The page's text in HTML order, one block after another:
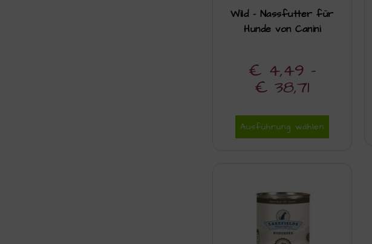
Wild – Nassfutter für
Hunde von Canini
€ 4,49 –
€ 38,71
Ausführung wählen